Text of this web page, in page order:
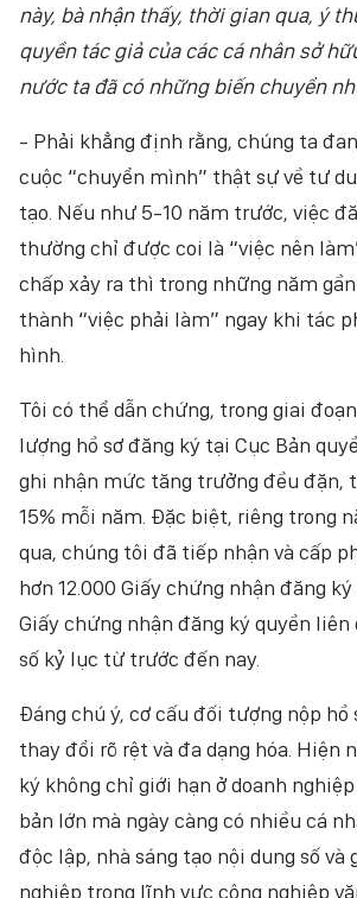
BÁO THỜI NAY
này, bà nhận thấy, thời gian qua, ý
quyền tác giả của các cá nhân sở
nước ta đã có những biến chuyển
- Phải khẳng định rằng, chúng ta
cuộc “chuyển mình” thật sự về tư
tạo. Nếu như 5-10 năm trước, việc
thường chỉ được coi là “việc nên
chấp xảy ra thì trong những năm
thành “việc phải làm” ngay khi tác
hình.
Tôi có thể dẫn chứng, trong giai
lượng hồ sơ đăng ký tại Cục Bản
ghi nhận mức tăng trưởng đều đặn,
15% mỗi năm. Đặc biệt, riêng trong
qua, chúng tôi đã tiếp nhận và cấp
hơn 12.000 Giấy chứng nhận đăng
Giấy chứng nhận đăng ký quyền liên
số kỷ lục từ trước đến nay.
Đáng chú ý, cơ cấu đối tượng nộp hồ
thay đổi rõ rệt và đa dạng hóa. Hiện
ký không chỉ giới hạn ở doanh
bản lớn mà ngày càng có nhiều cá
độc lập, nhà sáng tạo nội dung số và
nghiệp trong lĩnh vực công nghiệp